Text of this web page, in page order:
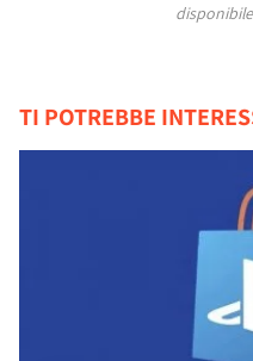
TI POTREBBE